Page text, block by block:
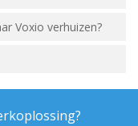
Voxio verhuizen?